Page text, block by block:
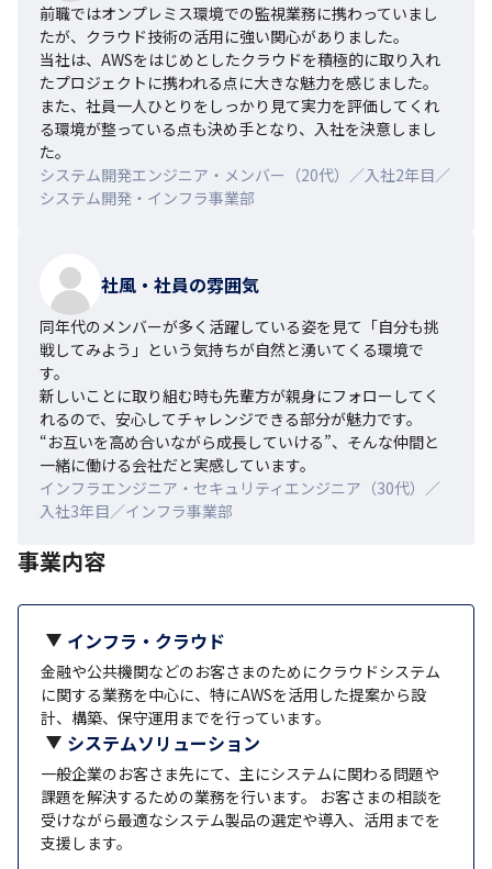
前職ではオンプレミス環境での監視業務に携わっていまし
たが、クラウド技術の活用に強い関心がありました。
当社は、AWSをはじめとしたクラウドを積極的に取り入れ
たプロジェクトに携われる点に大きな魅力を感じました。
また、社員一人ひとりをしっかり見て実力を評価してくれ
る環境が整っている点も決め手となり、入社を決意しまし
た。
システム開発エンジニア・メンバー（20代）／入社2年目／
システム開発・インフラ事業部
社風・社員の雰囲気
同年代のメンバーが多く活躍している姿を見て「自分も挑
戦してみよう」という気持ちが自然と湧いてくる環境で
す。
新しいことに取り組む時も先輩方が親身にフォローしてく
れるので、安心してチャレンジできる部分が魅力です。
“お互いを高め合いながら成長していける”、そんな仲間と
一緒に働ける会社だと実感しています。
インフラエンジニア・セキュリティエンジニア（30代）／
入社3年目／インフラ事業部
事業内容
インフラ・クラウド
金融や公共機関などのお客さまのためにクラウドシステム
に関する業務を中心に、特にAWSを活用した提案から設
計、構築、保守運用までを行っています。
システムソリューション
一般企業のお客さま先にて、主にシステムに関わる問題や
課題を解決するための業務を行います。 お客さまの相談を
受けながら最適なシステム製品の選定や導入、活用までを
支援します。